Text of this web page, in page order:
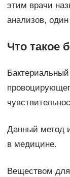
этим врачи
анализов,
Что такое
Данный метод
в медицине.
Веществом для